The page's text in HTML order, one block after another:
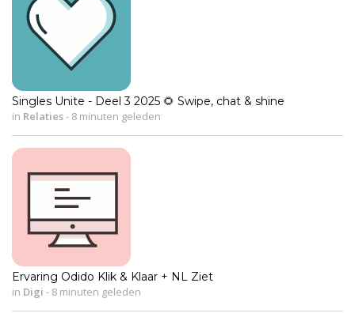
Singles Unite - Deel 3 2025 🌻 Swipe, chat & shine
in Relaties- 8 minuten geleden
Ervaring Odido Klik & Klaar + NL Ziet
in Digi - 8 minuten geleden